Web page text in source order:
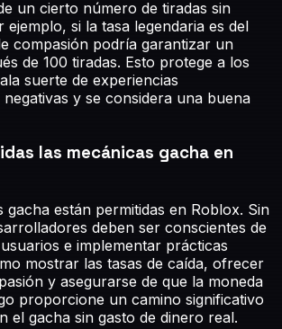
un cierto número de tiradas sin
si la tasa legendaria es del
compasión podría garantizar un
de 100 tiradas. Esto protege a los
suerte de experiencias
y se considera una buena
las mecánicas gacha en
gacha están permitidas en Roblox. Sin
deben ser conscientes de
e implementar prácticas
mostrar las tasas de caída, ofrecer
y asegurarse de que la moneda
proporcione un camino significativo
el gacha sin gasto de dinero real.